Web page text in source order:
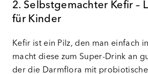
2. Selbstgemachter Kefir –
für Kinder
Kefir ist ein Pilz, den man einfach
macht diese zum Super-Drink an
der die Darmflora mit